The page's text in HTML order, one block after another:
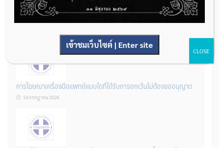
กองควบคุมเครื่องมือแพทย์ เปิดรับฟังความคิดเห็นหลักการยกร่าง
กฎหมาย จำนวน 3 ฉบับ ผ่านระบบกลางทางกฎหมาย
การโฆษณาเครื่องมือแพทย์แบบใดที่ได้รับการยกเว้นไม่ต้องขออนุญาต
14 กรกฎาคม 2026
เข้าชมเว็บไซต์ | Enter site
CLOSE